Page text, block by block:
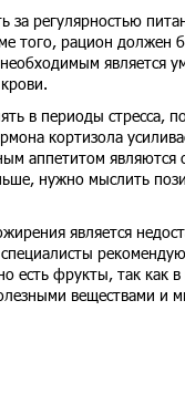
за регулярностью
того, рацион должен
является
в периоды стресса,
кортизола
аппетитом являются
нужно мыслить
является
есть фрукты, так как
веществами и